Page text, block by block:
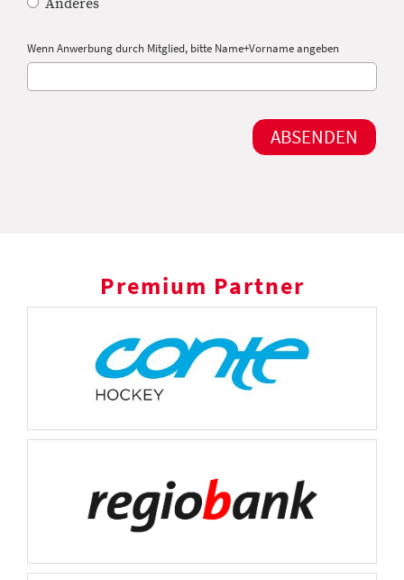
Anderes
Wenn Anwerbung durch Mitglied, bitte Name+Vorname angeben
Premium Partner